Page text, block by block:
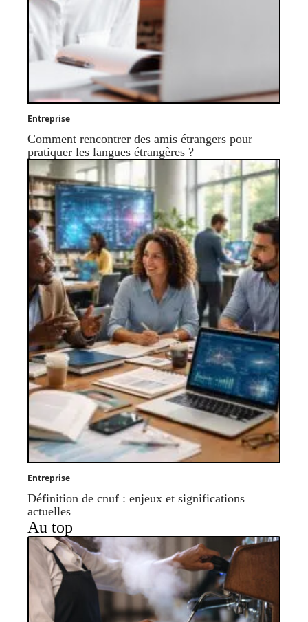
Entreprise
Comment rencontrer des amis étrangers pour
pratiquer les langues étrangères ?
Entreprise
Définition de cnuf : enjeux et significations
actuelles
Au top